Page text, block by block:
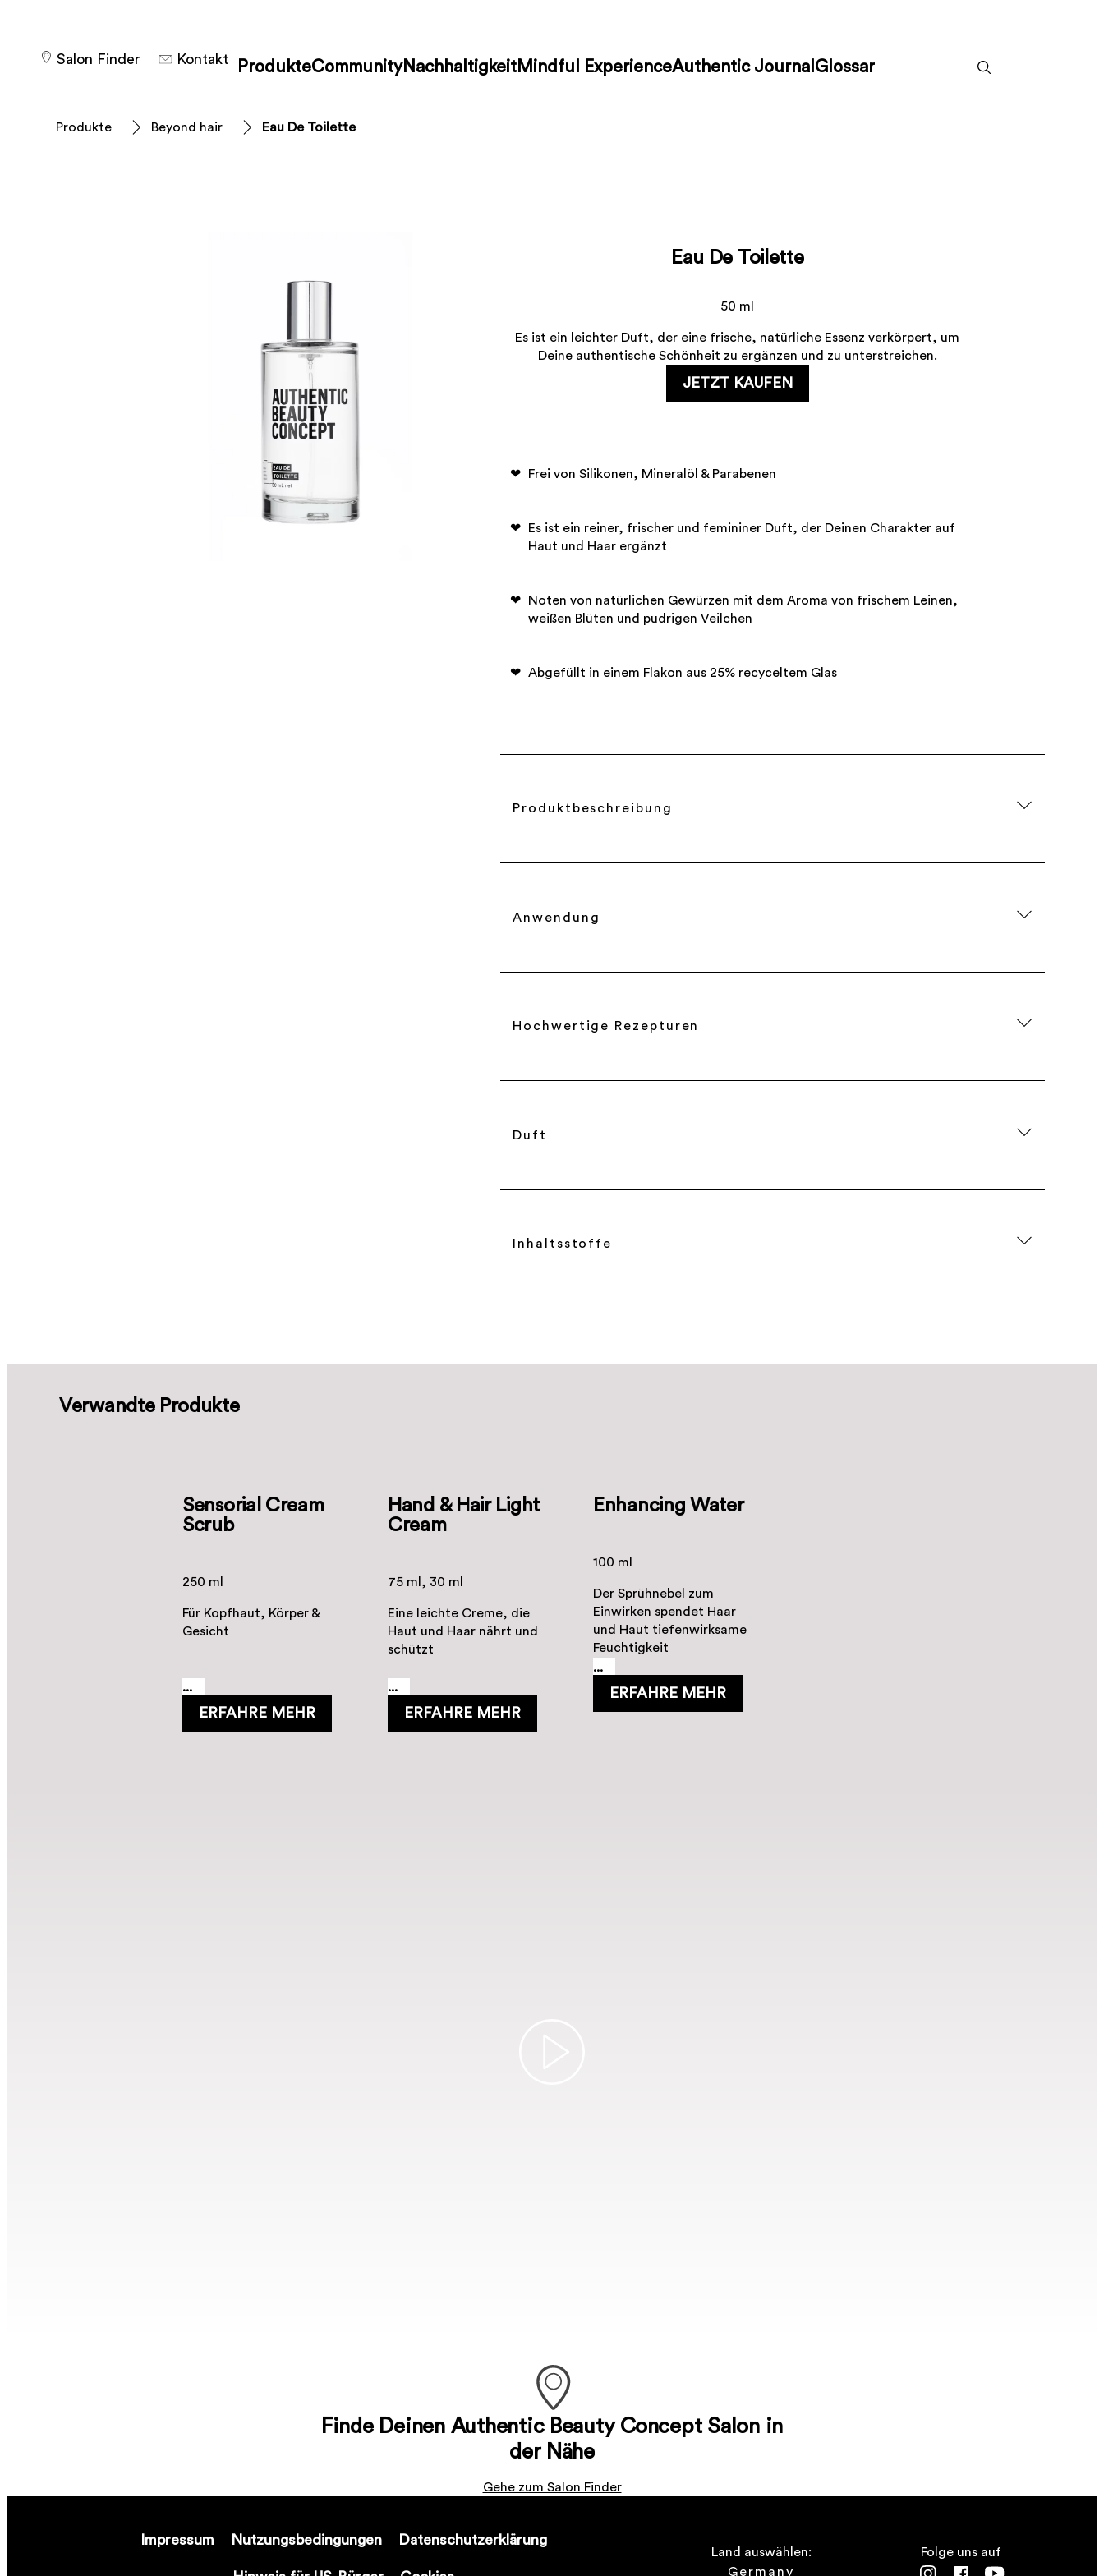
ProdukteCommunityNachhaltigkeitMindful ExperienceAuthentic Journal Glossar
Salon Finder Kontakt
Produkte Beyond hair Eau De Toilette
Eau De Toilette
50 ml
Es ist ein leichter Duft, der eine frische, natürliche Essenz verkörpert, um
Deine authentische Schönheit zu ergänzen und zu unterstreichen.
JETZT KAUFEN
Frei von Silikonen, Mineralöl & Parabenen
Es ist ein reiner, frischer und femininer Duft, der Deinen Charakter auf
Haut und Haar ergänzt
Noten von natürlichen Gewürzen mit dem Aroma von frischem Leinen,
weißen Blüten und pudrigen Veilchen
Abgefüllt in einem Flakon aus 25% recyceltem Glas
Produktbeschreibung
Anwendung
Hochwertige Rezepturen
Duft
Inhaltsstoffe
Verwandte Produkte
Sensorial Cream
Scrub
250 ml
Für Kopfhaut, Körper &
Gesicht
...
ERFAHRE MEHR
Hand & Hair Light
Cream
75 ml, 30 ml
Eine leichte Creme, die
Haut und Haar nährt und
schützt
...
ERFAHRE MEHR
Enhancing Water
100 ml
Der Sprühnebel zum
Einwirken spendet Haar
und Haut tiefenwirksame
Feuchtigkeit
...
ERFAHRE MEHR
Finde Deinen Authentic Beauty Concept Salon in
der Nähe
Gehe zum Salon Finder
Impressum Nutzungsbedingungen Datenschutzerklärung
Land auswählen:
Germany
Folge uns auf